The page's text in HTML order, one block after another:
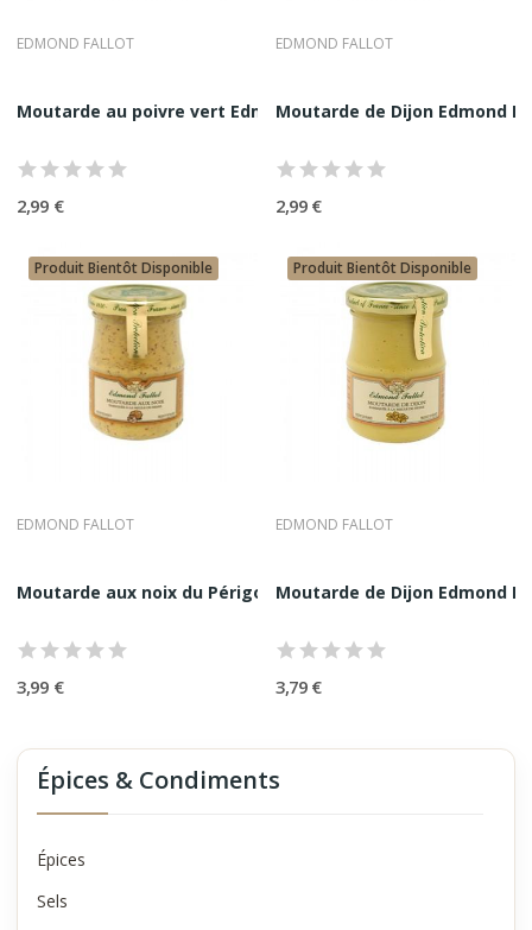
Épices & Condiments
Épices
Sels
EDMOND FALLOT
Moutarde au poivre vert Edmond Fallot 10CL
2,99 €
EDMOND FALLOT
Moutarde de Dijon Edmond
2,99 €
Produit Bientôt Disponible
EDMOND FALLOT
Moutarde aux noix du Périgord Edmond Fallot 21CL
3,99 €
Produit Bientôt Disponible
EDMOND FALLOT
Moutarde de Dijon Edmond
3,79 €